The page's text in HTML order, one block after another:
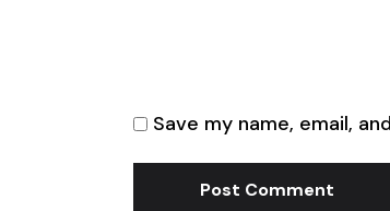
Save my name, email,
Post Comment